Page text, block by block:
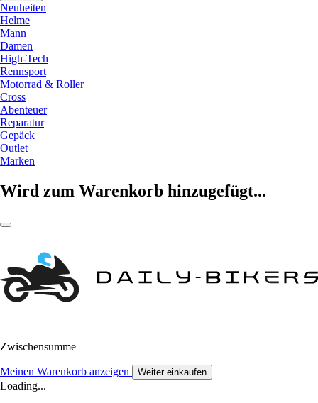
Neuheiten
Helme
Mann
Damen
High-Tech
Rennsport
Motorrad & Roller
Cross
Abenteuer
Reparatur
Gepäck
Outlet
Marken
Wird zum Warenkorb hinzugefügt...
Zwischensumme
Meinen Warenkorb anzeigen Weiter einkaufen
Loading...